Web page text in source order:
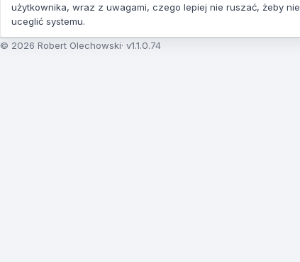
użytkownika, wraz z uwagami, czego lepiej nie ruszać, żeby nie
uceglić systemu.
© 2026 Robert Olechowski v1.1.0.74